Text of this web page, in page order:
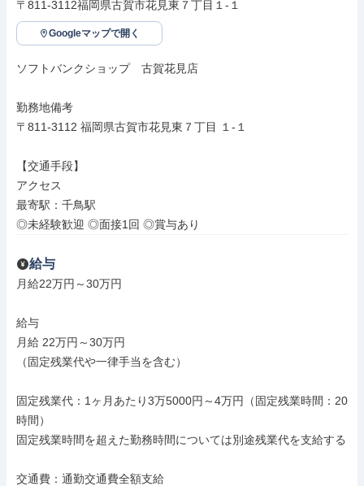
〒811-3112福岡県古賀市花見東７丁目１‐１
Googleマップで開く
ソフトバンクショップ　古賀花見店
勤務地備考
〒811-3112 福岡県古賀市花見東７丁目 １‐１
【交通手段】
アクセス
最寄駅：千鳥駅
◎未経験歓迎 ◎面接1回 ◎賞与あり
給与
月給22万円～30万円
給与
月給 22万円～30万円
（固定残業代や一律手当を含む）
固定残業代：1ヶ月あたり3万5000円～4万円（固定残業時間：20
時間）
固定残業時間を超えた勤務時間については別途残業代を支給する
交通費：通勤交通費全額支給